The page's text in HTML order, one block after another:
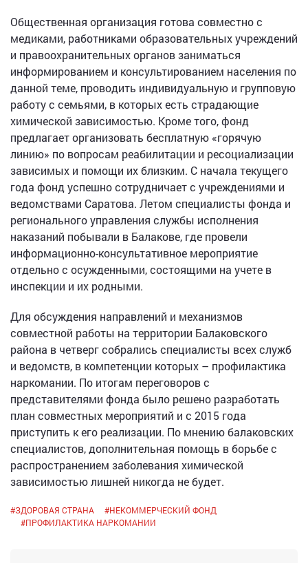
Общественная организация готова совместно с
медиками, работниками образовательных учреждений
и правоохранительных органов заниматься
информированием и консультированием населения по
данной теме, проводить индивидуальную и групповую
работу с семьями, в которых есть страдающие
химической зависимостью. Кроме того, фонд
предлагает организовать бесплатную «горячую
линию» по вопросам реабилитации и ресоциализации
зависимых и помощи их близким. С начала текущего
года фонд успешно сотрудничает с учреждениями и
ведомствами Саратова. Летом специалисты фонда и
регионального управления службы исполнения
наказаний побывали в Балакове, где провели
информационно-консультативное мероприятие
отдельно с осужденными, состоящими на учете в
инспекции и их родными.
Для обсуждения направлений и механизмов
совместной работы на территории Балаковского
района в четверг собрались специалисты всех служб
и ведомств, в компетенции которых – профилактика
наркомании. По итогам переговоров с
представителями фонда было решено разработать
план совместных мероприятий и с 2015 года
приступить к его реализации. По мнению балаковских
специалистов, дополнительная помощь в борьбе с
распространением заболевания химической
зависимостью лишней никогда не будет.
#ЗДОРОВАЯ СТРАНА #НЕКОММЕРЧЕСКИЙ ФОНД
#ПРОФИЛАКТИКА НАРКОМАНИИ